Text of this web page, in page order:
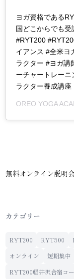
ヨガ資格である
国どこからでも
#RYT200
イアンス #全米ヨ
ラクター #ヨガ講
ーチャートレー
ラクター養成講座
OREO YOGA
無料オンライン説明
カテゴリー
RYT200 RYT500
オンライン
短期集中
RYT200軽井沢合宿コ